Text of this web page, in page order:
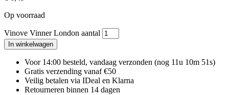
Op voorraad
Vinove Vinner London aantal
In winkelwagen
Voor 14:00 besteld, vandaag verzonden (nog 11u 10m 50s)
Gratis verzending vanaf €50
Veilig betalen via IDeal en Klarna
Retourneren binnen 14 dagen